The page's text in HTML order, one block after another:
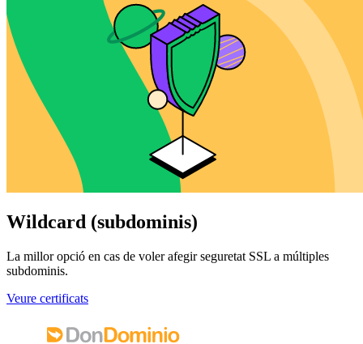
Wildcard (subdominis)
La millor opció en cas de voler afegir seguretat SSL a múltiples
subdominis.
Veure certificats